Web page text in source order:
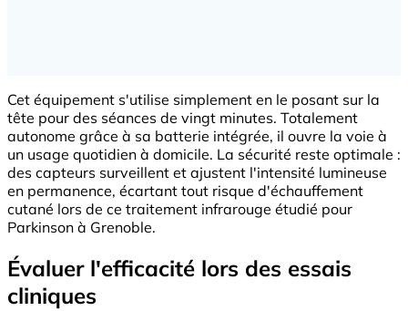
Cet équipement s'utilise simplement en le posant sur la
tête pour des séances de vingt minutes. Totalement
autonome grâce à sa batterie intégrée, il ouvre la voie à
un usage quotidien à domicile. La sécurité reste optimale :
des capteurs surveillent et ajustent l'intensité lumineuse
en permanence, écartant tout risque d'échauffement
cutané lors de ce traitement infrarouge étudié pour
Parkinson à Grenoble.
Évaluer l'efficacité lors des essais
cliniques